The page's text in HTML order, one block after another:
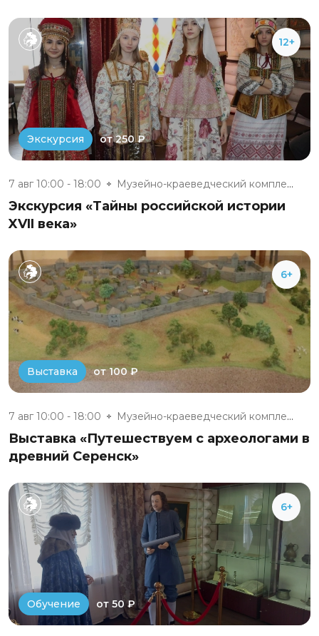
12+
Экскурсия от 250 ₽
7 авг 10:00 - 18:00 Музейно-краеведческий комплекс...
Экскурсия «Тайны российской истории
XVII века»
6+
Выставка от 100 ₽
7 авг 10:00 - 18:00 Музейно-краеведческий комплекс...
Выставка «Путешествуем с археологами в
древний Серенск»
6+
Обучение от 50 ₽